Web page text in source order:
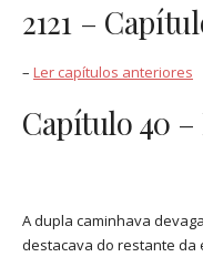
2121 –
– Ler capítulos anteriores
Capítulo 40
A dupla caminhava
destacava do restante da